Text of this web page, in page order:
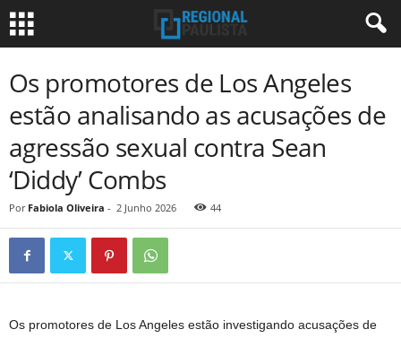
Os promotores de Los Angeles
estão analisando as acusações de
agressão sexual contra Sean
‘Diddy’ Combs
Por Fabiola Oliveira - 2 Junho 2026 44
Os promotores de Los Angeles estão investigando acusações de